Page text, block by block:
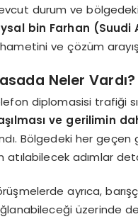
durum ve bölgedeki
bin Farhan
ve çözüm
Neler
diplomasisi trafiği
ve gerilimin
Bölgedeki her
atılabilecek adımlar
ayrıca,
üzerinde